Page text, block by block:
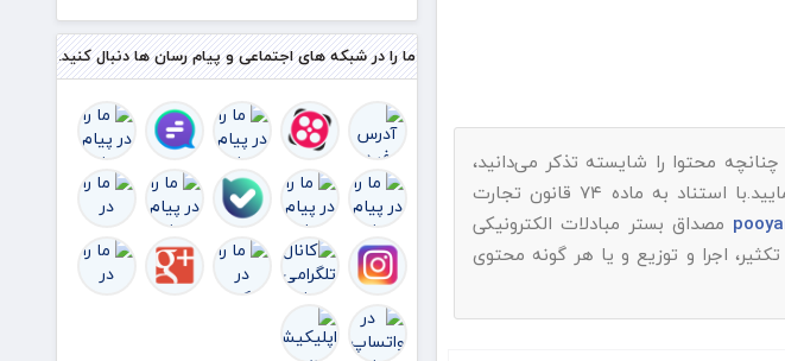
محتوا را شایسته تذکر می‌دانید،
پیامک بفرمایید.با استناد به ماده ۷۴ قانون تجارت
مصداق بستر مبادلات الکترونیکی
اجرا و توزیع و یا هر گونه محتوی
و اخلاق
قرآنی نیاز
دارد
ما را در شبکه های اجتماعی و پیام رسان ها دنبال کنید.